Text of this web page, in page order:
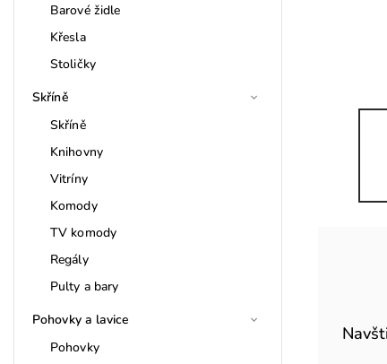
Barové židle
Křesla
Stoličky
Skříně
Skříně
Knihovny
Vitríny
Komody
TV komody
Regály
Pulty a bary
Pohovky a lavice
Pohovky